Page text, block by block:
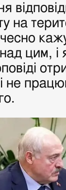
на
чесно
цим, і
не